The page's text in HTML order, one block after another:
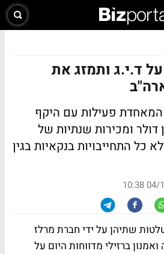
ד.י.ג ותמזג את
פעילות עם היקף
כ-60 מליון דולר ומכירות שנתיות של
ללא כל התחייבויות בנקאיות בגין
04/
שתיהן על ידי חברת מרלז
ברזילי מדווחות היום על